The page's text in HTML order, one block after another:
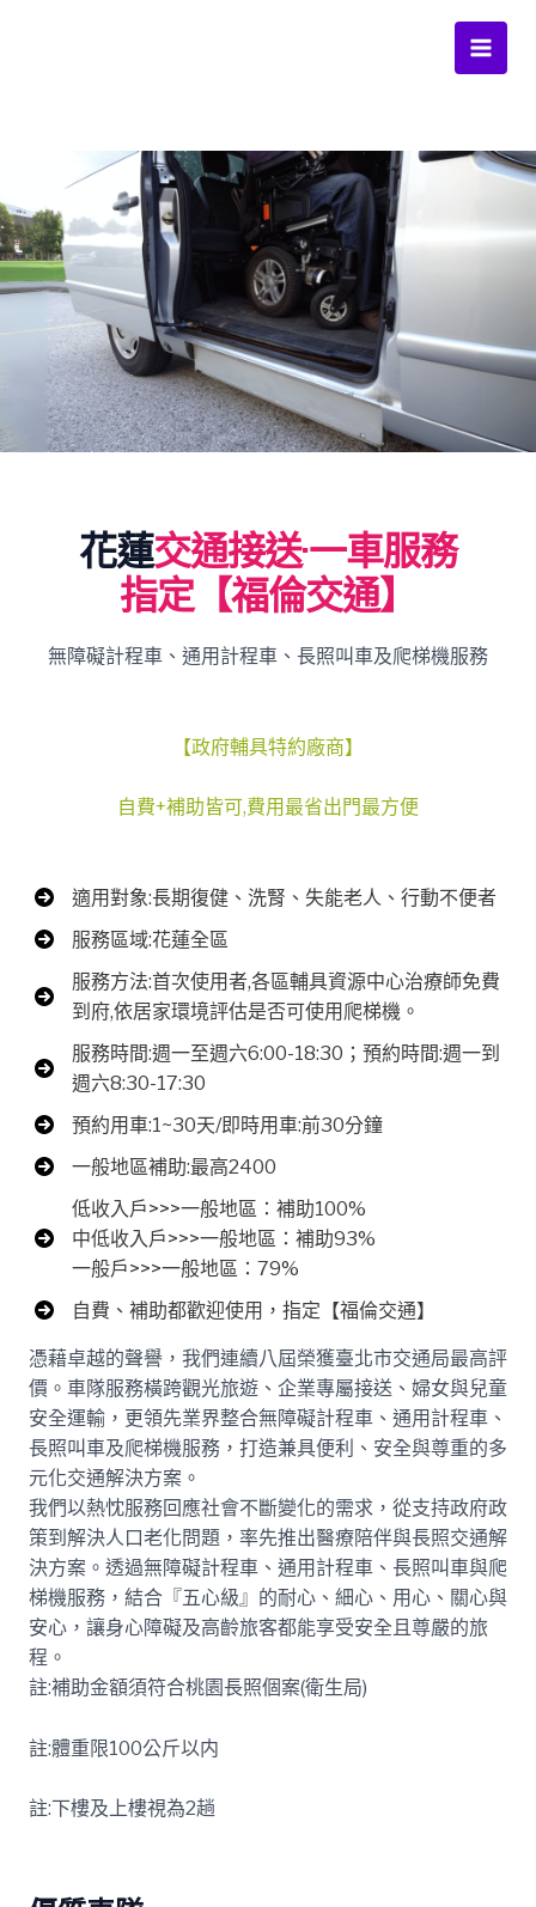
Main
花蓮交通接送·一車服務
指定【福倫交通】
無障礙計程車、通用計程車、長照叫車及爬梯機服務
【政府輔具特約廠商】
自費+補助皆可,費用最省出門最方便
適用對象:長期復健、洗腎、失能老人、行動不便者
服務區域:花蓮全區
服務方法:首次使用者,各區輔具資源中心治療師免費
到府,依居家環境評估是否可使用爬梯機。
服務時間:週一至週六6:00-18:30；預約時間:週一到
週六8:30-17:30
預約用車:1~30天/即時用車:前30分鐘
一般地區補助:最高2400
低收入戶>>>一般地區：補助100%
中低收入戶>>>一般地區：補助93%
一般戶>>>一般地區：79%
自費、補助都歡迎使用，指定【福倫交通】
憑藉卓越的聲譽，我們連續八屆榮獲臺北市交通局最高評
價。車隊服務橫跨觀光旅遊、企業專屬接送、婦女與兒童
安全運輸，更領先業界整合無障礙計程車、通用計程車、
長照叫車及爬梯機服務，打造兼具便利、安全與尊重的多
元化交通解決方案。
我們以熱忱服務回應社會不斷變化的需求，從支持政府政
策到解決人口老化問題，率先推出醫療陪伴與長照交通解
決方案。透過無障礙計程車、通用計程車、長照叫車與爬
梯機服務，結合『五心級』的耐心、細心、用心、關心與
安心，讓身心障礙及高齡旅客都能享受安全且尊嚴的旅
程。
註:補助金額須符合桃園長照個案(衛生局)
註:體重限100公斤以内
註:下樓及上樓視為2趟